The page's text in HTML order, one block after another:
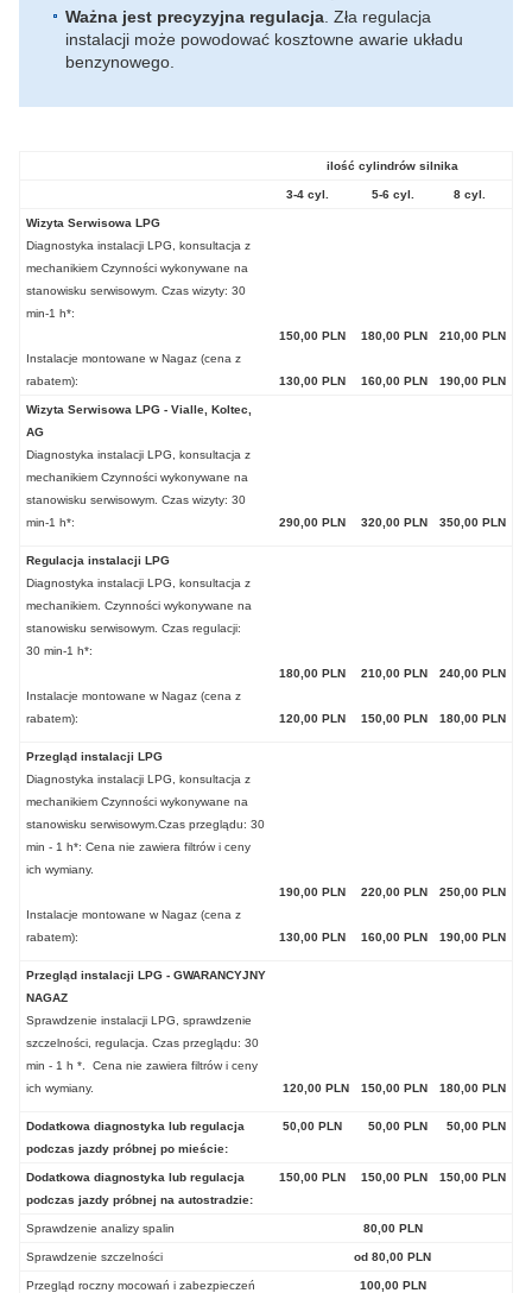
Ważna jest precyzyjna regulacja . Zła regulacja
instalacji może powodować kosztowne awarie układu
benzynowego.
ilość cylindrów silnika
3-4 cyl. 5-6 cyl. 8 cyl.
Wizyta Serwisowa LPG
Diagnostyka instalacji LPG, konsultacja z
mechanikiem Czynności wykonywane na
stanowisku serwisowym. Czas wizyty: 30
min-1 h*:
Instalacje montowane w Nagaz (cena z
rabatem):
150,00 PLN
130,00 PLN
180,00 PLN
160,00 PLN
210,00 PLN
190,00 PLN
Wizyta Serwisowa LPG - Vialle, Koltec,
AG
Diagnostyka instalacji LPG, konsultacja z
mechanikiem Czynności wykonywane na
stanowisku serwisowym. Czas wizyty: 30
min-1 h*:
290,00 PLN 320,00 PLN 350,00 PLN
Regulacja instalacji LPG
Diagnostyka instalacji LPG, konsultacja z
mechanikiem. Czynności wykonywane na
stanowisku serwisowym. Czas regulacji:
30 min-1 h*:
Instalacje montowane w Nagaz (cena z
rabatem):
180,00 PLN
120,00 PLN
210,00 PLN
150,00 PLN
240,00 PLN
180,00 PLN
Przegląd instalacji LPG
Diagnostyka instalacji LPG, konsultacja z
mechanikiem Czynności wykonywane na
stanowisku serwisowym.Czas przeglądu: 30
min - 1 h*: Cena nie zawiera filtrów i ceny
ich wymiany.
Instalacje montowane w Nagaz (cena z
rabatem):
190,00 PLN
130,00 PLN
220,00 PLN
160,00 PLN
250,00 PLN
190,00 PLN
Przegląd instalacji LPG - GWARANCYJNY
NAGAZ
Sprawdzenie instalacji LPG, sprawdzenie
szczelności, regulacja. Czas przeglądu: 30
min - 1 h *. Cena nie zawiera filtrów i ceny
ich wymiany.
120,00 PLN 150,00 PLN 180,00 PLN
Dodatkowa diagnostyka lub regulacja
podczas jazdy próbnej po mieście:
50,00 PLN 50,00 PLN 50,00 PLN
Dodatkowa diagnostyka lub regulacja
podczas jazdy próbnej na autostradzie:
150,00 PLN 150,00 PLN 150,00 PLN
Sprawdzenie analizy spalin 80,00 PLN
Sprawdzenie szczelności od 80,00 PLN
Przegląd roczny mocowań i zabezpieczeń
100,00 PLN